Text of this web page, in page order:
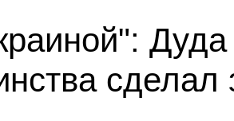
сделал